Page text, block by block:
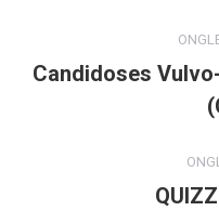
Navigation
de
Candidoses